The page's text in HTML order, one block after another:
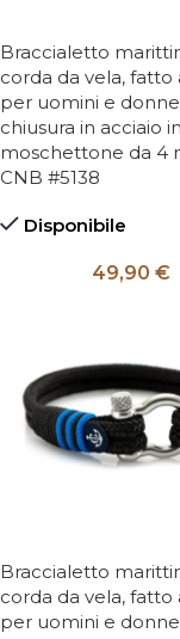
Braccialetto
corda da vela, fatto
per uomini e
chiusura in acciaio
moschettone da 4
CNB #5138
Disponibile
49,90 €
Braccialetto
corda da vela, fatto
per uomini e